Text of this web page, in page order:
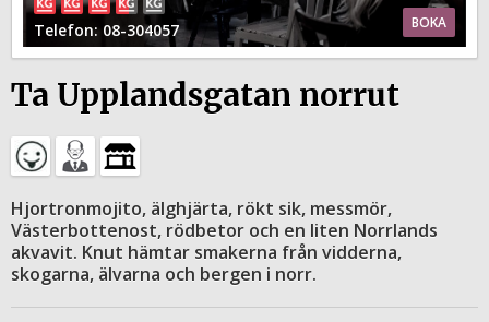
Telefon: 08-304057 BOKA
Ta Upplandsgatan norrut
Hjortronmojito, älghjärta, rökt sik, messmör,
Västerbottenost, rödbetor och en liten Norrlands
akvavit. Knut hämtar smakerna från vidderna,
skogarna, älvarna och bergen i norr.